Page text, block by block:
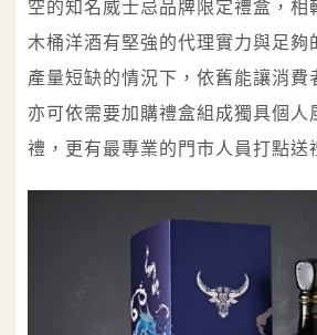
空的知名威士忌品牌限定禮盒，相
木桶洋酒有堅強的代理實力與足夠
產量短缺的情況下，依舊能讓消費
亦可依需要加購禮盒組成獨具個人
禮，更有最專業的門市人員打點送